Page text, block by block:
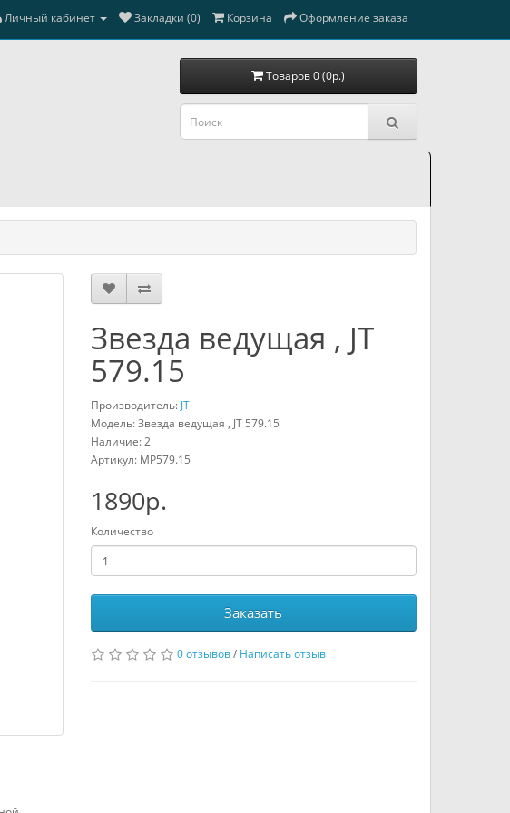
Личный кабинет Закладки (0) Корзина Оформление заказа
Товаров 0 (0р.)
Звезда ведущая , JT
579.15
Производитель: JT
Модель: Звезда ведущая , JT 579.15
Наличие: 2
Артикул: MP579.15
1890р.
Количество
Заказать
0 отзывов/ Написать отзыв